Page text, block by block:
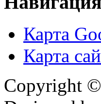
Карта
Карта
Copyright